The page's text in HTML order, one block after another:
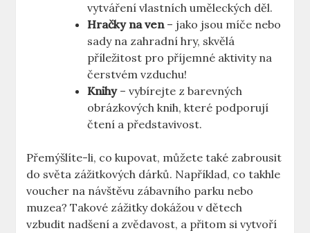
vytváření vlastních uměleckých ⁣děl.
Hračky na ven– jako jsou ‍míče nebo
sady na zahradní hry, ⁤skvělá⁤
příležitost pro příjemné aktivity na
čerstvém vzduchu!
Knihy– vybírejte z barevných
obrázkových knih, které podporují
čtení a představivost.
Přemýšlíte-li, co⁣ kupovat, můžete také zabrousit
do světa zážitkových​ dárků. Například, ⁢co takhle
voucher na návštěvu zábavního parku⁢ nebo
muzea? Takové zážitky dokážou‌ v dětech​
vzbudit nadšení a​ zvědavost, a přitom ⁣si vytvoří